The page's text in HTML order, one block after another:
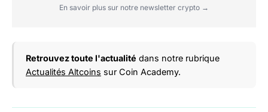
En savoir plus sur notre newsletter crypto →
Retrouvez toute l'actualité dans notre rubrique
Actualités Altcoins sur Coin Academy.